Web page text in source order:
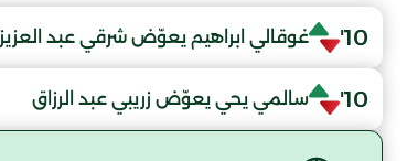
10' غوقالي ابراهيم يعوّض شرقي عبد العزيز
10' سالمي يحي يعوّض زريبي عبد الرزاق